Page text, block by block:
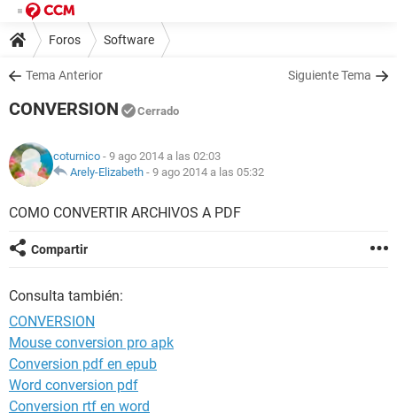
Foros Software
Tema Anterior Siguiente Tema
CONVERSION Cerrado
coturnico - 9 ago 2014 a las 02:03
Arely-Elizabeth - 9 ago 2014 a las 05:32
COMO CONVERTIR ARCHIVOS A PDF
Compartir
Consulta también:
CONVERSION
Mouse conversion pro apk
Conversion pdf en epub
Word conversion pdf
Conversion rtf en word